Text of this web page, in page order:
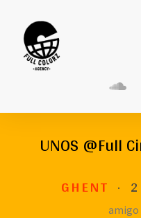
UNOS @Full
GHENT ·
amigo